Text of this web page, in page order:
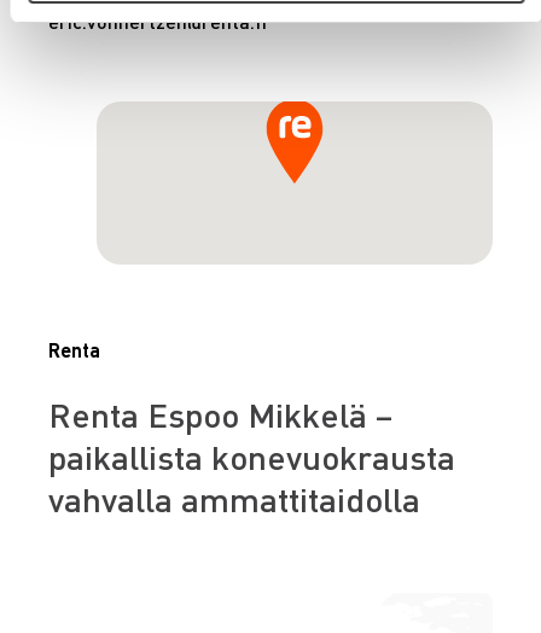
eric.vonhertzen@renta.fi
Renta
Renta Espoo Mikkelä –
paikallista konevuokrausta
vahvalla ammattitaidolla